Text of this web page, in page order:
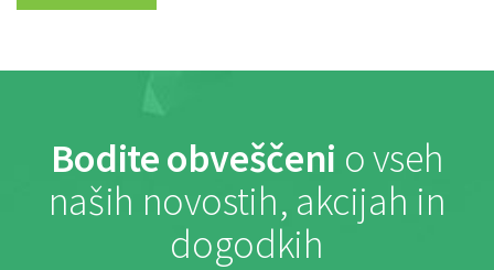
Bodite obveščeni o vseh
naših novostih, akcijah in
dogodkih